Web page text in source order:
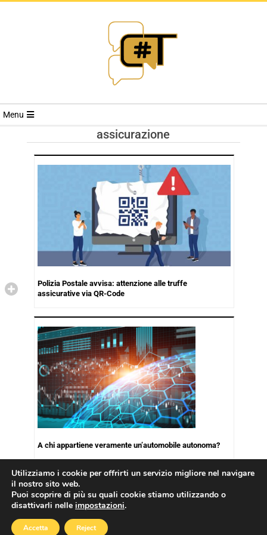
RIVISTA
TRENDS
Menu
assicurazione
Polizia Postale avvisa: attenzione alle truffe
assicurative via QR-Code
A chi appartiene veramente un’automobile autonoma?
Copyright © 2026
Utilizziamo i cookie per offrirti un servizio migliore nel navigare
il nostro sito web.
Puoi scoprire di più su quali cookie stiamo utilizzando o
disattivarli nelle impostazioni.
Accetta Reject